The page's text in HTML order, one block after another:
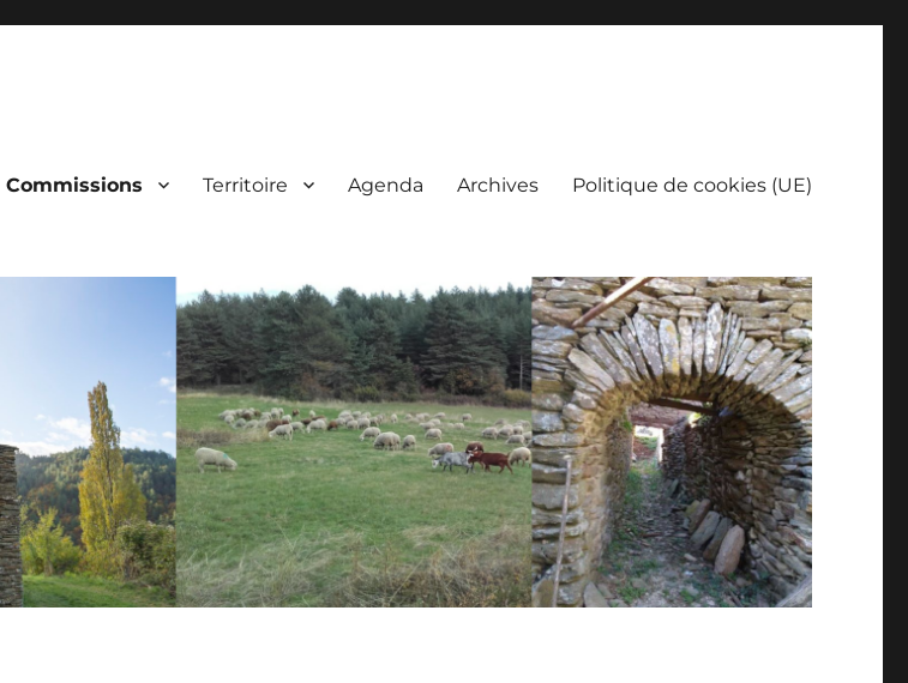
Commissions Territoire Agenda Archives Politique de cookies (UE)